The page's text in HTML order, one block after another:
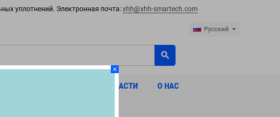
уплотнений. Электронная почта: xhh@xhh-smartech.com
Русский
search
OEM-СОВМЕСТИМЫЕ ЗАПЧАСТИ О НАС
close